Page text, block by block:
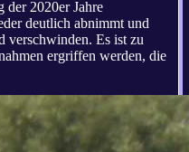
der 2020er Jahre
deutlich abnimmt und
verschwinden. Es ist zu
ergriffen werden, die